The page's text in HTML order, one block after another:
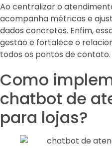
Ao centralizar o
acompanha métricas e
dados concretos. Enfim,
gestão e fortalece o
todos os pontos de contato.
Como
chatbot de
para lojas?